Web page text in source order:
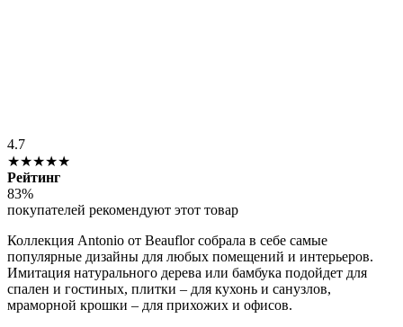
4.7
★★★★★
Рейтинг
83%
покупателей рекомендуют этот товар
Коллекция Antonio от Beauflor собрала в себе самые
популярные дизайны для любых помещений и интерьеров.
Имитация натурального дерева или бамбука подойдет для
спален и гостиных, плитки – для кухонь и санузлов,
мраморной крошки – для прихожих и офисов.